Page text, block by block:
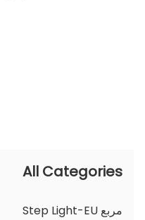
All Categories
مربع Step Light-EU